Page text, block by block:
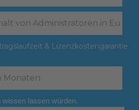
& Lizenzkostengarantie
lassen würden.